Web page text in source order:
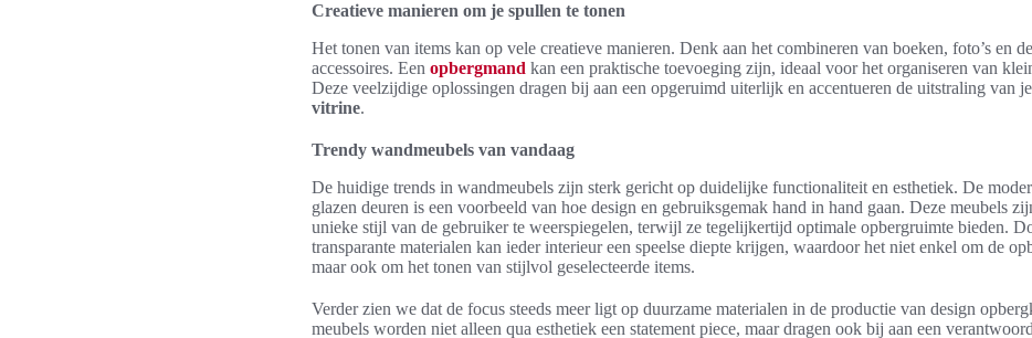
Creatieve manieren om je spullen te tonen
Het tonen van items kan op vele creatieve manieren. Denk aan het combineren van boeken, foto’s en
accessoires. Een opbergmand kan een praktische toevoeging zijn, ideaal voor het organiseren van
Deze veelzijdige oplossingen dragen bij aan een opgeruimd uiterlijk en accentueren de uitstraling van je
vitrine.
Trendy wandmeubels van vandaag
De huidige trends in wandmeubels zijn sterk gericht op duidelijke functionaliteit en esthetiek. De
glazen deuren is een voorbeeld van hoe design en gebruiksgemak hand in hand gaan. Deze meubels
unieke stijl van de gebruiker te weerspiegelen, terwijl ze tegelijkertijd optimale opbergruimte bieden.
transparante materialen kan ieder interieur een speelse diepte krijgen, waardoor het niet enkel om de
maar ook om het tonen van stijlvol geselecteerde items.
Verder zien we dat de focus steeds meer ligt op duurzame materialen in de productie van design
meubels worden niet alleen qua esthetiek een statement piece, maar dragen ook bij aan een